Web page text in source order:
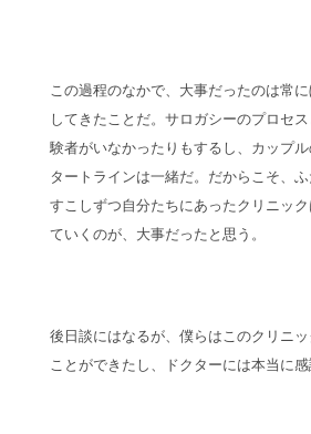
この過程のなかで、大事だったのは常
してきたことだ。サロガシーのプロセ
験者がいなかったりもするし、カップ
タートラインは一緒だ。だからこそ、
すこしずつ自分たちにあったクリニッ
ていくのが、大事だったと思う。
後日談にはなるが、僕らはこのクリニ
ことができたし、ドクターには本当に感